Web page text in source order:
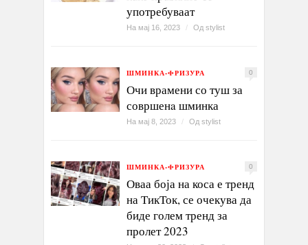
употребуваат
На мај 16, 2023 / Од stylist
ШМИНКА-ФРИЗУРА 0
Очи врамени со туш за
совршенa шминка
На мај 8, 2023 / Од stylist
ШМИНКА-ФРИЗУРА 0
Оваа боја на коса е тренд
на ТикТок, се очекува да
биде голем тренд за
пролет 2023